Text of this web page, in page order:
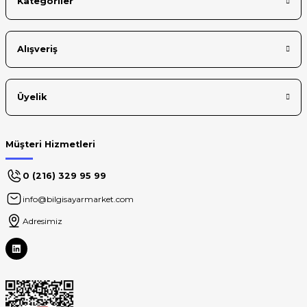
Alışveriş
Üyelik
Müşteri Hizmetleri
0 (216) 329 95 99
info@bilgisayarmarket.com
Adresimiz